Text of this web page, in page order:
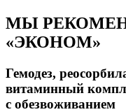
МЫ
«ЭКОНОМ»
Гемодез,
витаминный
с обезвоживанием